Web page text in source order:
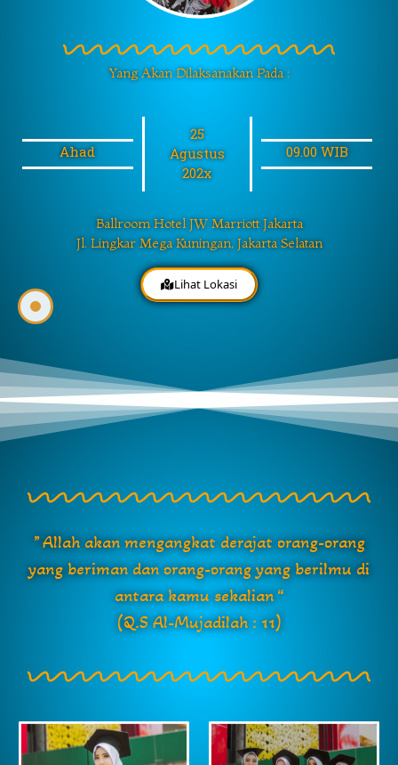
Yang Akan Dilaksanakan Pada :
Ahad
25
Agustus
202x
09.00 WIB
Ballroom Hotel JW Marriott Jakarta
Jl. Lingkar Mega Kuningan, Jakarta Selatan
Lihat Lokasi
” Allah akan mengangkat derajat orang-orang
yang beriman dan orang-orang yang berilmu di
antara kamu sekalian “
(Q.S Al-Mujadilah : 11)